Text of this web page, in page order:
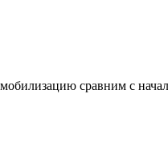
сравним с